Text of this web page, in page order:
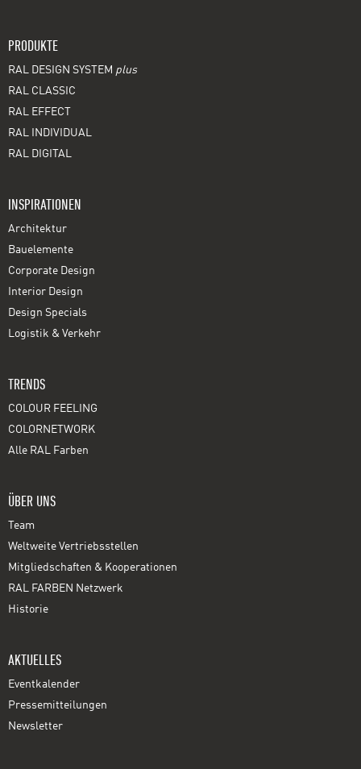
PRODUKTE
RAL DESIGN SYSTEM plus
RAL CLASSIC
RAL EFFECT
RAL INDIVIDUAL
RAL DIGITAL
INSPIRATIONEN
Architektur
Bauelemente
Corporate Design
Interior Design
Design Specials
Logistik & Verkehr
TRENDS
COLOUR FEELING
COLORNETWORK
Alle RAL Farben
ÜBER UNS
Team
Weltweite Vertriebsstellen
Mitgliedschaften & Kooperationen
RAL FARBEN Netzwerk
Historie
AKTUELLES
Eventkalender
Pressemitteilungen
Newsletter